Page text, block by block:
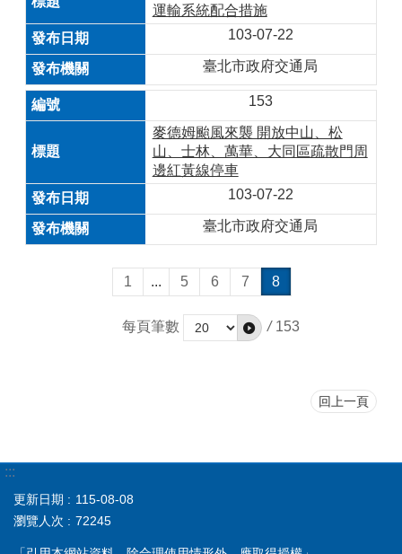
運輸系統配合措施
103-07-22
臺北市政府交通局
153
麥德姆颱風來襲 開放中山、松
山、士林、萬華、大同區疏散門周
邊紅黃線停車
103-07-22
臺北市政府交通局
1 ... 5 6 7 8
每頁筆數 / 153
回上一頁
:::
更新日期
115-08-08
瀏覽人次
72245